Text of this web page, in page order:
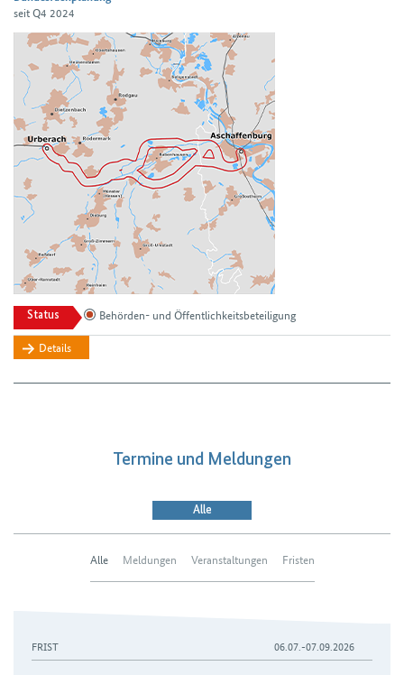
seit Q4 2024
Status
Behörden- und Öffentlichkeitsbeteiligung
Details
Termine und Meldungen
Alle
Alle Meldungen Veranstaltungen Fristen
FRIST 06.07.-07.09.2026